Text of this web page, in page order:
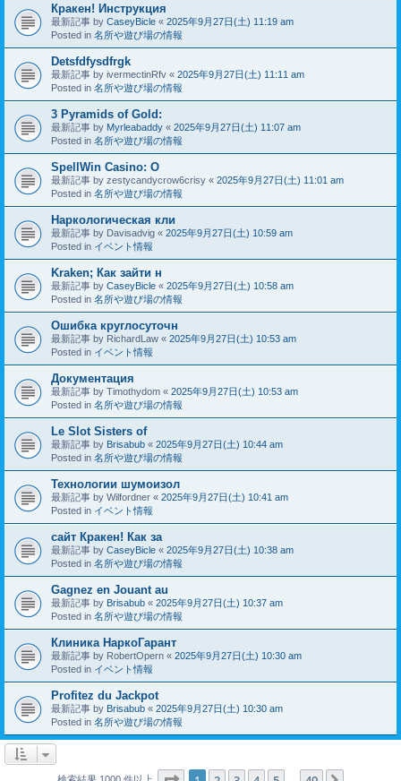
Кракен! Инструкция
最新記事 by CaseyBicle « 2025年9月27日(土) 11:19 am
Posted in 名所や遊び場の情報
Detsfdfysdfrgk
最新記事 by ivermectinRfv « 2025年9月27日(土) 11:11 am
Posted in 名所や遊び場の情報
3 Pyramids of Gold:
最新記事 by Myrleabaddy « 2025年9月27日(土) 11:07 am
Posted in 名所や遊び場の情報
SpellWin Casino: O
最新記事 by zestycandycrow6crisy « 2025年9月27日(土) 11:01 am
Posted in 名所や遊び場の情報
Наркологическая кли
最新記事 by Davisadvig « 2025年9月27日(土) 10:59 am
Posted in イベント情報
Kraken; Как зайти н
最新記事 by CaseyBicle « 2025年9月27日(土) 10:58 am
Posted in 名所や遊び場の情報
Ошибка круглосуточн
最新記事 by RichardLaw « 2025年9月27日(土) 10:53 am
Posted in イベント情報
Документация
最新記事 by Timothydom « 2025年9月27日(土) 10:53 am
Posted in 名所や遊び場の情報
Le Slot Sisters of
最新記事 by Brisabub « 2025年9月27日(土) 10:44 am
Posted in 名所や遊び場の情報
Технологии шумоизол
最新記事 by Wilfordner « 2025年9月27日(土) 10:41 am
Posted in イベント情報
сайт Кракен! Как за
最新記事 by CaseyBicle « 2025年9月27日(土) 10:38 am
Posted in 名所や遊び場の情報
Gagnez en Jouant au
最新記事 by Brisabub « 2025年9月27日(土) 10:37 am
Posted in 名所や遊び場の情報
Клиника НаркоГарант
最新記事 by RobertOpern « 2025年9月27日(土) 10:30 am
Posted in イベント情報
Profitez du Jackpot
最新記事 by Brisabub « 2025年9月27日(土) 10:30 am
Posted in 名所や遊び場の情報
検索結果 1000 件以上